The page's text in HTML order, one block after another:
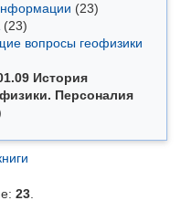
(23)
(23)
вопросы геофизики
История
Персоналия
23